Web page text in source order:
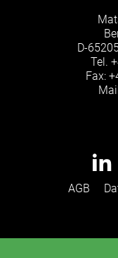
D-
Tel.
Fax:
AGB